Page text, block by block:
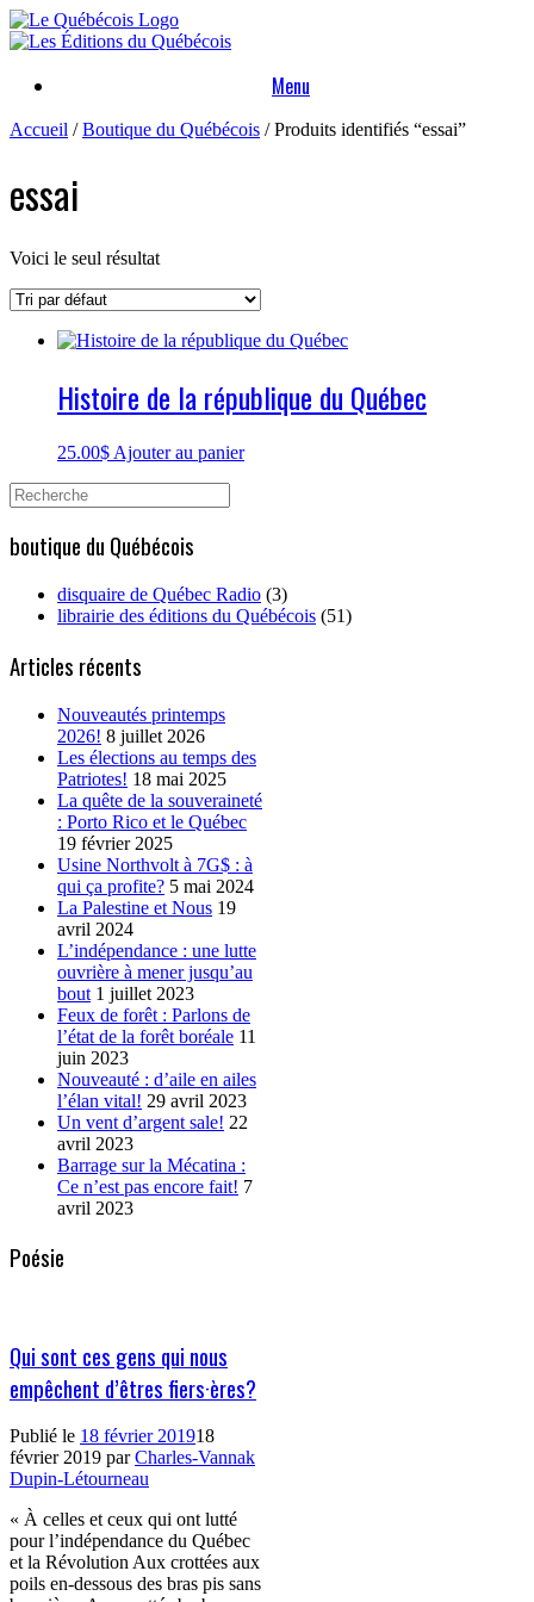
Skip
to
Menu
Accueil /Boutique du Québécois / Produits identifiés “essai”
essai
Voici le seul résultat
Histoire de la république du Québec
25.00$ Ajouter au panier
Search
for:
boutique du Québécois
disquaire de Québec Radio (3)
librairie des éditions du Québécois (51)
Articles récents
Nouveautés printemps
2026! 8 juillet 2026
Les élections au temps des
Patriotes! 18 mai 2025
La quête de la souveraineté
: Porto Rico et le Québec
19 février 2025
Usine Northvolt à 7G$ : à
qui ça profite? 5 mai 2024
La Palestine et Nous 19
avril 2024
L’indépendance : une lutte
ouvrière à mener jusqu’au
bout 1 juillet 2023
Feux de forêt : Parlons de
l’état de la forêt boréale 11
juin 2023
Nouveauté : d’aile en ailes
l’élan vital! 29 avril 2023
Un vent d’argent sale! 22
avril 2023
Barrage sur la Mécatina :
Ce n’est pas encore fait! 7
avril 2023
Poésie
Qui sont ces gens qui nous
empêchent d’êtres fiers·ères?
Publié le 18 février 201918
février 2019 parCharles-Vannak
Dupin-Létourneau
« À celles et ceux qui ont lutté
pour l’indépendance du Québec
et la Révolution Aux crottées aux
poils en-dessous des bras pis sans